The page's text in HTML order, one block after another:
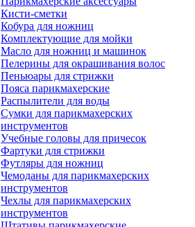
Кисти-сметки
Кобура для ножниц
Комплектующие для мойки
Масло для ножниц и машинок
Пелерины для окрашивания волос
Пеньюары для стрижки
Пояса парикмахерские
Распылители для воды
Сумки для парикмахерских
инструментов
Учебные головы для причесок
Фартуки для стрижки
Футляры для ножниц
Чемоданы для парикмахерских
инструментов
Чехлы для парикмахерских
инструментов